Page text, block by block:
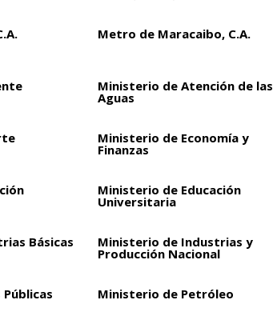
Metro de Maracaibo, C.A.
Ministerio de Atención de las
Aguas
Ministerio de Economía y
Finanzas
Ministerio de Educación
Universitaria
Básicas Ministerio de Industrias y
Producción Nacional
Ministerio de Petróleo